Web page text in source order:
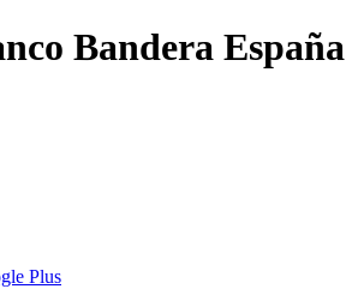
Bandera España
Plus